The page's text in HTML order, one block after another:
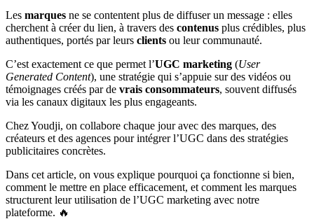
Les marques ne se contentent plus de diffuser un message : elles
cherchent à créer du lien, à travers des contenus plus crédibles, plus
authentiques, portés par leurs clients ou leur communauté.
C’est exactement ce que permet l’UGC marketing (User
Generated Content), une stratégie qui s’appuie sur des vidéos ou
témoignages créés par de vrais consommateurs, souvent diffusés
via les canaux digitaux les plus engageants.
Chez Youdji, on collabore chaque jour avec des marques, des
créateurs et des agences pour intégrer l’UGC dans des stratégies
publicitaires concrètes.
Dans cet article, on vous explique pourquoi ça fonctionne si bien,
comment le mettre en place efficacement, et comment les marques
structurent leur utilisation de l’UGC marketing avec notre
plateforme. 🔥